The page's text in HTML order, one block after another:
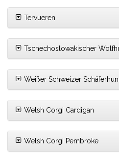
Tervueren
Tschechoslowakischer
Weißer Schweizer
Welsh Corgi Cardigan
Welsh Corgi Pembroke